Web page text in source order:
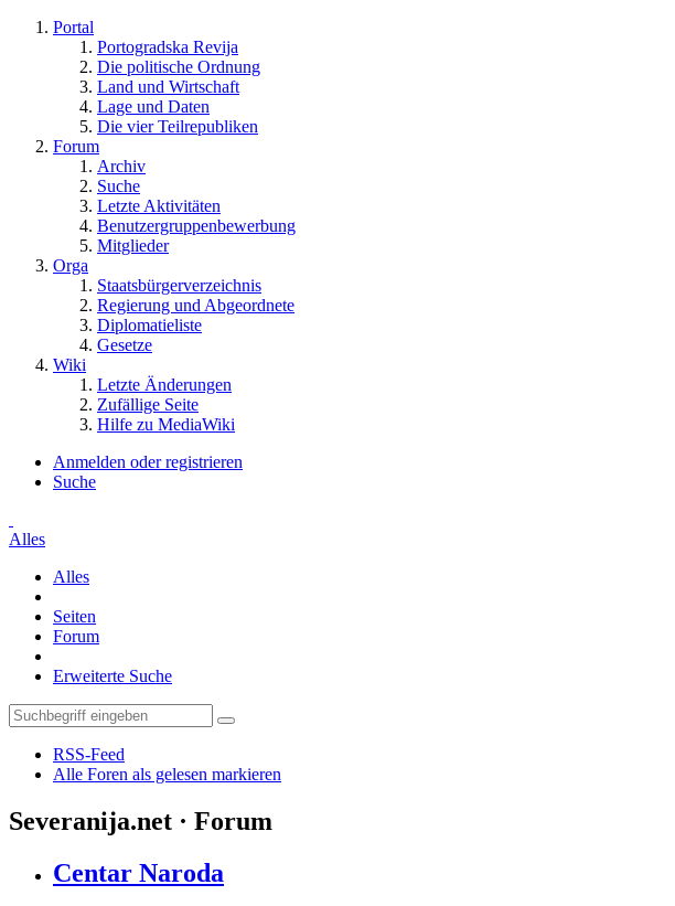
Portal
Portogradska Revija
Die politische Ordnung
Land und Wirtschaft
Lage und Daten
Die vier Teilrepubliken
Forum
Archiv
Suche
Letzte Aktivitäten
Benutzergruppenbewerbung
Mitglieder
Orga
Staatsbürgerverzeichnis
Regierung und Abgeordnete
Diplomatieliste
Gesetze
Wiki
Letzte Änderungen
Zufällige Seite
Hilfe zu MediaWiki
Anmelden oder registrieren
Suche
Alles
Alles
Seiten
Forum
Erweiterte Suche
RSS-Feed
Alle Foren als gelesen markieren
Severanija.net · Forum
Centar Naroda